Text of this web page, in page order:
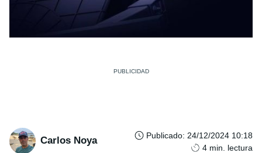
Carlos Noya Publicado: 24/12/2024 10:18
4 min. lectura